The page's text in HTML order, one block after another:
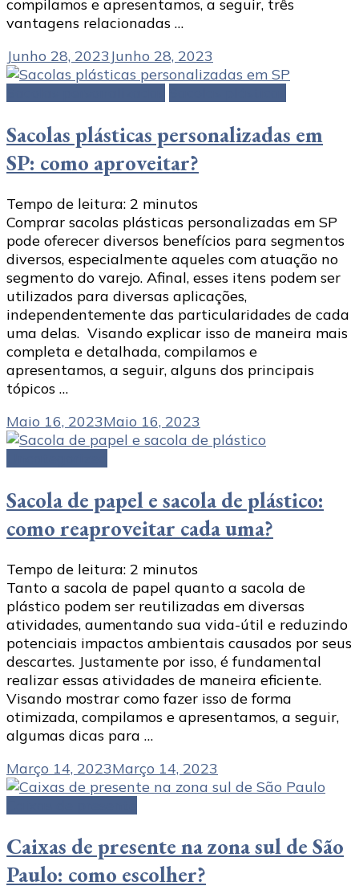
compilamos e apresentamos, a seguir, três
vantagens relacionadas …
Junho 28, 2023 Junho 28, 2023
Sacolas plásticas personalizadas em
SP: como aproveitar?
Tempo de leitura: 2 minutos
Comprar sacolas plásticas personalizadas em SP
pode oferecer diversos benefícios para segmentos
diversos, especialmente aqueles com atuação no
segmento do varejo. Afinal, esses itens podem ser
utilizados para diversas aplicações,
independentemente das particularidades de cada
uma delas. Visando explicar isso de maneira mais
completa e detalhada, compilamos e
apresentamos, a seguir, alguns dos principais
tópicos …
Maio 16, 2023Maio 16, 2023
Sacola de papel e sacola de plástico:
como reaproveitar cada uma?
Tempo de leitura: 2 minutos
Tanto a sacola de papel quanto a sacola de
plástico podem ser reutilizadas em diversas
atividades, aumentando sua vida-útil e reduzindo
potenciais impactos ambientais causados por seus
descartes. Justamente por isso, é fundamental
realizar essas atividades de maneira eficiente.
Visando mostrar como fazer isso de forma
otimizada, compilamos e apresentamos, a seguir,
algumas dicas para …
Março 14, 2023Março 14, 2023
Caixas de presente na zona sul de São
Paulo: como escolher?